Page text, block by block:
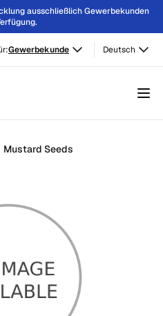
ausschließlich Gewerbekunden
Gewerbekunde Deutsch
Mustard Seeds